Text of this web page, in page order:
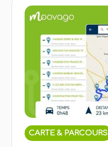
CARTE & PARCOURS